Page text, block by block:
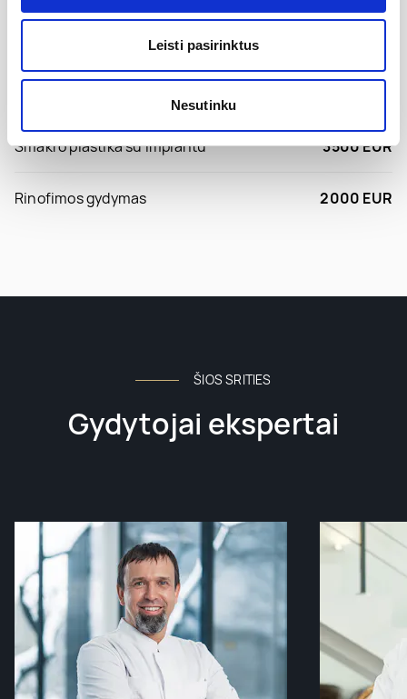
Leisti pasirinktus
Nesutinku
Nosies pertvaros plastika
Smakro plastika su implantu 3500 EUR
Rinofimos gydymas 2000 EUR
ŠIOS SRITIES
Gydytojai ekspertai